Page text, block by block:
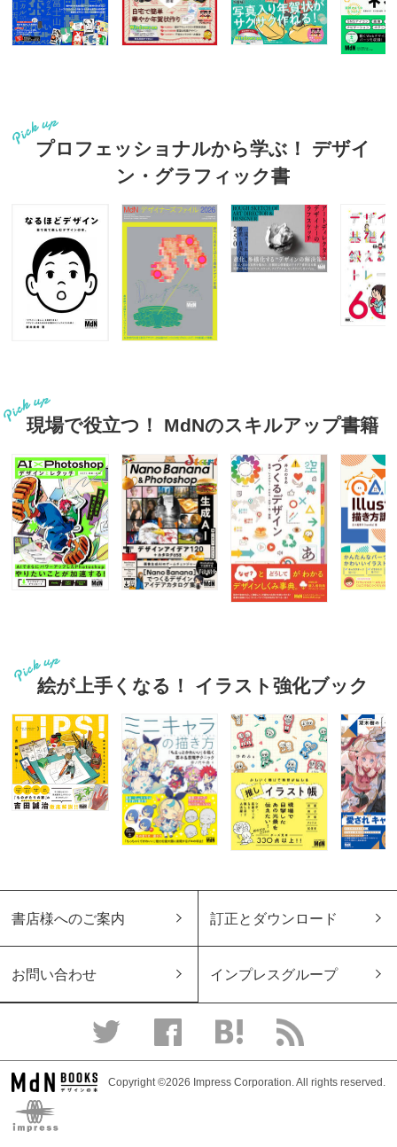
プロフェッショナルから学ぶ！ デザイ
ン・グラフィック書
現場で役立つ！ MdNのスキルアップ書籍
絵が上手くなる！ イラスト強化ブック
書店様へのご案内 訂正とダウンロード
お問い合わせ インプレスグループ
Copyright ©2026 Impress Corporation. All rights reserved.